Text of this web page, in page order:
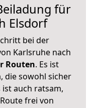
für
Elsdorf
bei der
Karlsruhe nach
Routen. Es ist
die sowohl sicher
auch ratsam,
frei von